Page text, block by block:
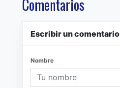
Comentarios
Escribir un comentario
Nombre